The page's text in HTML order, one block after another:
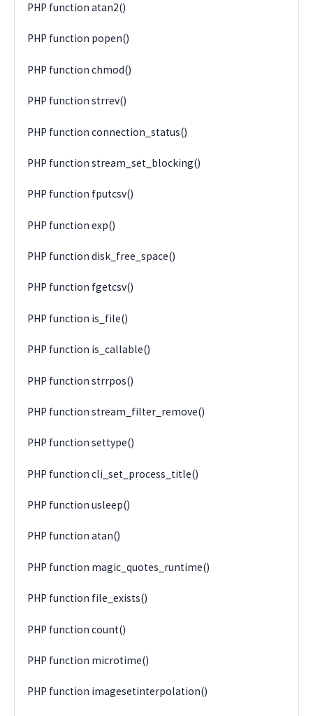
PHP function atan2()
PHP function popen()
PHP function chmod()
PHP function strrev()
PHP function connection_status()
PHP function stream_set_blocking()
PHP function fputcsv()
PHP function exp()
PHP function disk_free_space()
PHP function fgetcsv()
PHP function is_file()
PHP function is_callable()
PHP function strrpos()
PHP function stream_filter_remove()
PHP function settype()
PHP function cli_set_process_title()
PHP function usleep()
PHP function atan()
PHP function magic_quotes_runtime()
PHP function file_exists()
PHP function count()
PHP function microtime()
PHP function imagesetinterpolation()